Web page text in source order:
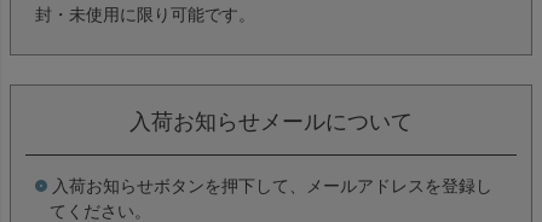
封・未使用に限り可能です。
入荷お知らせメールについて
入荷お知らせボタンを押下して、メールアドレスを登録し
てください。